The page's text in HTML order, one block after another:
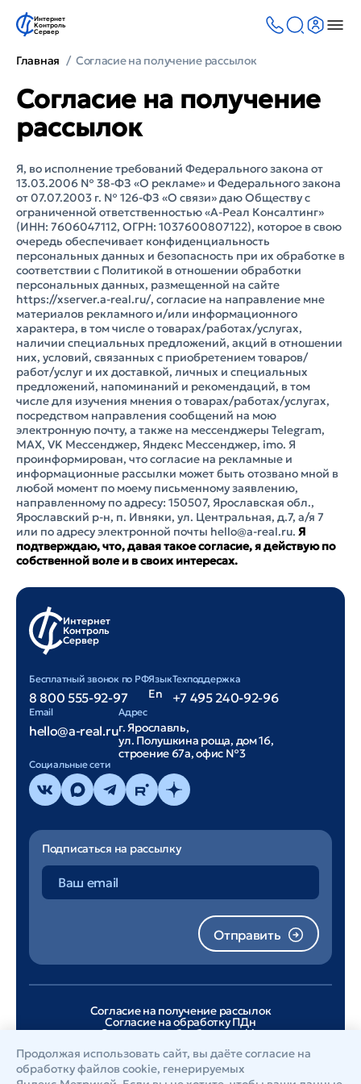
Интернет
Контроль
Сервер
Главная Согласие на получение рассылок
Согласие на получение
рассылок
Я, во исполнение требований Федерального закона от
13.03.2006 № 38-ФЗ «О рекламе» и Федерального закона
от 07.07.2003 г. № 126-ФЗ «О связи» даю Обществу с
ограниченной ответственностью «А-Реал Консалтинг»
(ИНН: 7606047112, ОГРН: 1037600807122), которое в свою
очередь обеспечивает конфиденциальность
персональных данных и безопасность при их обработке в
соответствии с Политикой в отношении обработки
персональных данных, размещенной на сайте
https://xserver.a-real.ru/, согласие на направление мне
материалов рекламного и/или информационного
характера, в том числе о товарах/работах/услугах,
наличии специальных предложений, акций в отношении
них, условий, связанных с приобретением товаров/
работ/услуг и их доставкой, личных и специальных
предложений, напоминаний и рекомендаций, в том
числе для изучения мнения о товарах/работах/услугах,
посредством направления сообщений на мою
электронную почту, а также на мессенджеры Telegram,
MAX, VK Мессенджер, Яндекс Мессенджер, imo. Я
проинформирован, что согласие на рекламные и
информационные рассылки может быть отозвано мной в
любой момент по моему письменному заявлению,
направленному по адресу: 150507, Ярославская обл.,
Ярославский р-н, п. Ивняки, ул. Центральная, д.7, а/я 7
или по адресу электронной почты hello@a-real.ru. Я
подтверждаю, что, давая такое согласие, я действую по
собственной воле и в своих интересах.
Интернет
Контроль
Сервер
Бесплатный звонок по РФ
8 800 555-92-97
Язык
En
Техподдержка
+7 495 240-92-96
Email
hello@a-real.ru
Адрес
г. Ярославль,
ул. Полушкина роща, дом 16,
строение 67а, офис №3
Cоциальные сети
Подписаться на рассылку
Отправить
Согласие на получение рассылок
Согласие на обработку ПДн
Согласие на обработку cookie
Политика конфиденциальности
Продолжая использовать сайт, вы даёте согласие на
обработку файлов cookie, генерируемых